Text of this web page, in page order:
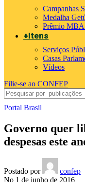
Campanhas
Medalha
Prêmio MBA
+Itens
Serviços
Casas
Vídeos
Filie-se ao CONFEP
Portal Brasil
Governo quer
despesas este
Postado por
confep
No 1 de junho de 2016